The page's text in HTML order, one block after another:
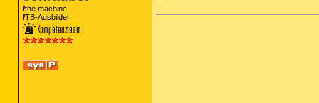
the machine
TB-Ausbilder